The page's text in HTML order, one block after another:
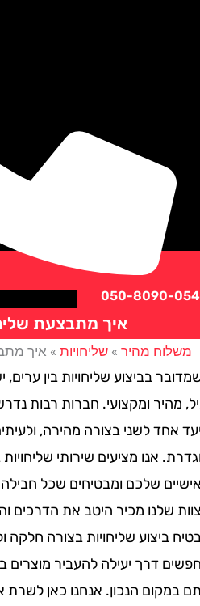
050-
איך מתבצעת שליחות
מהיר »שליחויות»איך מתבצעת
בביצוע שליחויות בין ערים,
ומקצועי. חברות רבות נדרשות
לשני בצורה מהירה, ולעיתים
אנו מציעים שירותי שליחויות
שלכם ומבטיחים שכל חבילה
מכיר היטב את הדרכים
שליחויות בצורה חלקה וללא
דרך יעילה להעביר מוצרים בין
הנכון. אנחנו כאן לשרת